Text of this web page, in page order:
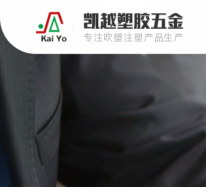
凯越塑胶五金
专注吹塑注塑产品生产